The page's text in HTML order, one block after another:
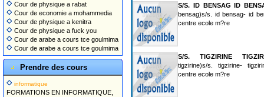
Cour de physique a rabat
Cour de economie a mohammedia
Cour de physique a kenitra
Cour de physique a fuck you
Cour de arabe a cours tce goulmima
Cour de arabe a cours tce goulmima
Prendre des cours
informatique
FORMATIONS EN INFORMATIQUE,
S/S. ID BENSAG ID
bensag)s/s. id bensag- id
centre ecole m?re
S/S. TIGZIRINE
tigzirine)s/s. tigzirine-
centre ecole m?re